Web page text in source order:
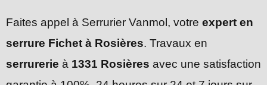
Faites appel à Serrurier Vanmol, votre expert en
serrure Fichet à Rosières. Travaux en
serrurerie à 1331 Rosières avec une satisfaction